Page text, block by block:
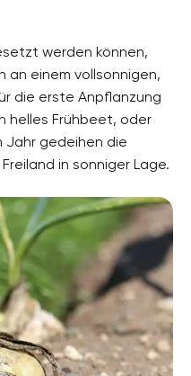
werden können,
an einem vollsonnigen,
die erste Anpflanzung
helles Frühbeet, oder
Jahr gedeihen die
in sonniger Lage.